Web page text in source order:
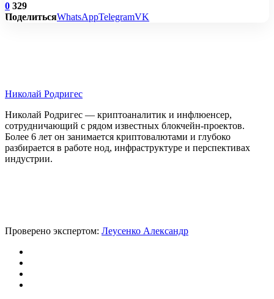
0 329
ПоделитьсяWhatsAppTelegramVK
Николай Родригес
Николай Родригес — криптоаналитик и инфлюенсер,
сотрудничающий с рядом известных блокчейн-проектов.
Более 6 лет он занимается криптовалютами и глубоко
разбирается в работе нод, инфраструктуре и перспективах
индустрии.
Проверено экспертом: Леусенко Александр